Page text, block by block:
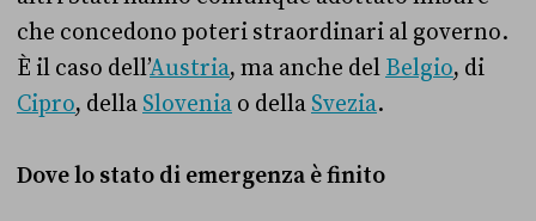
che concedono poteri straordinari al governo.
È il caso dell’Austria, ma anche del Belgio, di
Cipro, della Slovenia o della Svezia.
Dove lo stato di emergenza è finito